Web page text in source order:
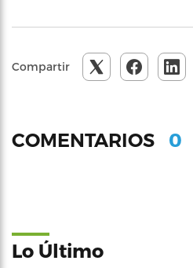
Compartir
COMENTARIOS 0
Lo Último